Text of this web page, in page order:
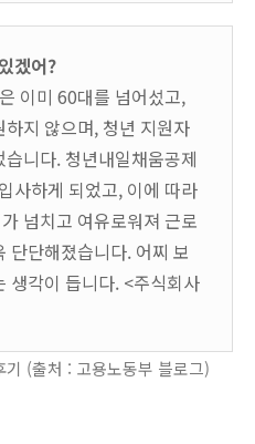
겠어?
이미 60대를 넘어섰고,
지 않으며, 청년 지원자
니다. 청년내일채움공제
사하게 되었고, 이에 따라
넘치고 여유로워져 근로
단단해졌습니다. 어찌 보
생각이 듭니다. <주식회사
(출처 : 고용노동부 블로그)